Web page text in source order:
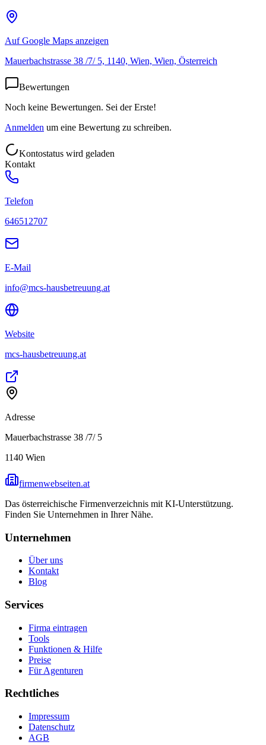
Auf Google Maps anzeigen
Mauerbachstrasse 38 /7/ 5, 1140, Wien, Wien, Österreich
Bewertungen
Noch keine Bewertungen. Sei der Erste!
Anmelden um eine Bewertung zu schreiben.
Kontostatus wird geladen
Kontakt
Telefon
646512707
E-Mail
info@mcs-hausbetreuung.at
Website
mcs-hausbetreuung.at
Adresse
Mauerbachstrasse 38 /7/ 5
1140 Wien
firmenwebseiten.at
Das österreichische Firmenverzeichnis mit KI-Unterstützung.
Finden Sie Unternehmen in Ihrer Nähe.
Unternehmen
Über uns
Kontakt
Blog
Services
Firma eintragen
Tools
Funktionen & Hilfe
Preise
Für Agenturen
Rechtliches
Impressum
Datenschutz
AGB